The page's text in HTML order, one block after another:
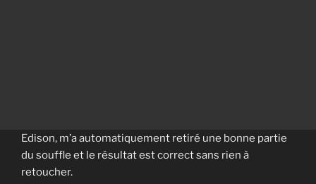
Edison, m’a automatiquement retiré une bonne partie
du souffle et le résultat est correct sans rien à
retoucher.